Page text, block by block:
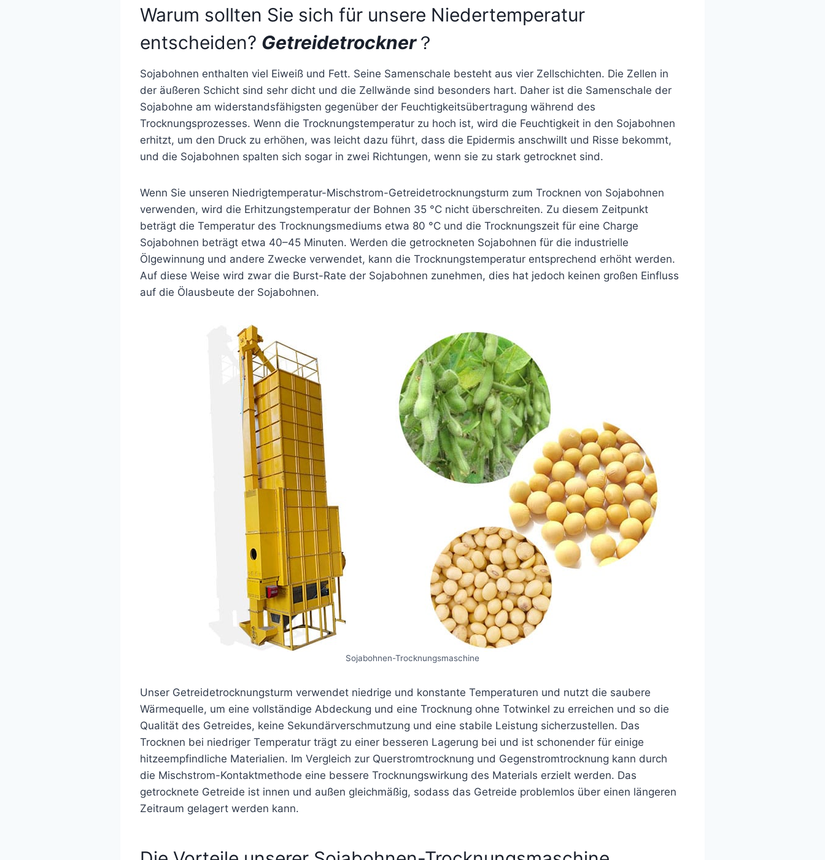
Warum sollten Sie sich für unsere Niedertemperatur
entscheiden? Getreidetrockner？
Sojabohnen enthalten viel Eiweiß und Fett. Seine Samenschale besteht aus vier Zellschichten. Die Zellen in
der äußeren Schicht sind sehr dicht und die Zellwände sind besonders hart. Daher ist die Samenschale der
Sojabohne am widerstandsfähigsten gegenüber der Feuchtigkeitsübertragung während des
Trocknungsprozesses. Wenn die Trocknungstemperatur zu hoch ist, wird die Feuchtigkeit in den Sojabohnen
erhitzt, um den Druck zu erhöhen, was leicht dazu führt, dass die Epidermis anschwillt und Risse bekommt,
und die Sojabohnen spalten sich sogar in zwei Richtungen, wenn sie zu stark getrocknet sind.
Wenn Sie unseren Niedrigtemperatur-Mischstrom-Getreidetrocknungsturm zum Trocknen von Sojabohnen
verwenden, wird die Erhitzungstemperatur der Bohnen 35 °C nicht überschreiten. Zu diesem Zeitpunkt
beträgt die Temperatur des Trocknungsmediums etwa 80 °C und die Trocknungszeit für eine Charge
Sojabohnen beträgt etwa 40–45 Minuten. Werden die getrockneten Sojabohnen für die industrielle
Ölgewinnung und andere Zwecke verwendet, kann die Trocknungstemperatur entsprechend erhöht werden.
Auf diese Weise wird zwar die Burst-Rate der Sojabohnen zunehmen, dies hat jedoch keinen großen Einfluss
auf die Ölausbeute der Sojabohnen.
Sojabohnen-Trocknungsmaschine
Unser Getreidetrocknungsturm verwendet niedrige und konstante Temperaturen und nutzt die saubere
Wärmequelle, um eine vollständige Abdeckung und eine Trocknung ohne Totwinkel zu erreichen und so die
Qualität des Getreides, keine Sekundärverschmutzung und eine stabile Leistung sicherzustellen. Das
Trocknen bei niedriger Temperatur trägt zu einer besseren Lagerung bei und ist schonender für einige
hitzeempfindliche Materialien. Im Vergleich zur Querstromtrocknung und Gegenstromtrocknung kann durch
die Mischstrom-Kontaktmethode eine bessere Trocknungswirkung des Materials erzielt werden. Das
getrocknete Getreide ist innen und außen gleichmäßig, sodass das Getreide problemlos über einen längeren
Zeitraum gelagert werden kann.